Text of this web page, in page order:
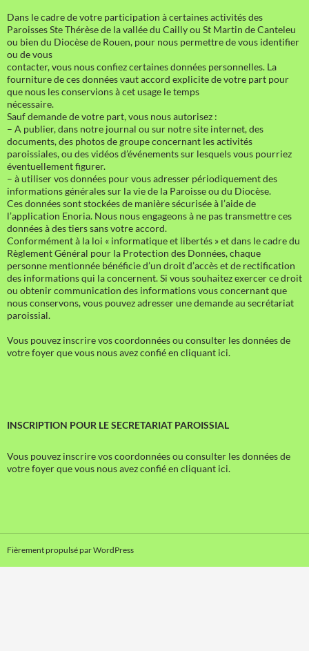
Dans le cadre de votre participation à certaines activités des
Paroisses Ste Thérèse de la vallée du Cailly ou St Martin de Canteleu
ou bien du Diocèse de Rouen, pour nous permettre de vous identifier
ou de vous
contacter, vous nous confiez certaines données personnelles. La
fourniture de ces données vaut accord explicite de votre part pour
que nous les conservions à cet usage le temps
nécessaire.
Sauf demande de votre part, vous nous autorisez :
– A publier, dans notre journal ou sur notre site internet, des
documents, des photos de groupe concernant les activités
paroissiales, ou des vidéos d’événements sur lesquels vous pourriez
éventuellement figurer.
– à utiliser vos données pour vous adresser périodiquement des
informations générales sur la vie de la Paroisse ou du Diocèse.
Ces données sont stockées de manière sécurisée à l’aide de
l’application Enoria. Nous nous engageons à ne pas transmettre ces
données à des tiers sans votre accord.
Conformément à la loi « informatique et libertés » et dans le cadre du
Règlement Général pour la Protection des Données, chaque
personne mentionnée bénéficie d’un droit d’accès et de rectification
des informations qui la concernent. Si vous souhaitez exercer ce droit
ou obtenir communication des informations vous concernant que
nous conservons, vous pouvez adresser une demande au secrétariat
paroissial.
Vous pouvez inscrire vos coordonnées ou consulter les données de
votre foyer que vous nous avez confié en cliquant ici.
INSCRIPTION POUR LE SECRETARIAT PAROISSIAL
Vous pouvez inscrire vos coordonnées ou consulter les données de
votre foyer que vous nous avez confié en cliquant ici.
Fièrement propulsé par WordPress